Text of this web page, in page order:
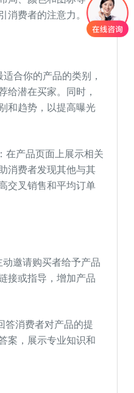
消费者的注意力。
合你的产品的类别，
给潜在买家。同时，
和趋势，以提高曝光
在产品页面上展示相关
消费者发现其他与其
交叉销售和平均订单
邀请购买者给予产品
接或指导，增加产品
答消费者对产品的提
案，展示专业知识和